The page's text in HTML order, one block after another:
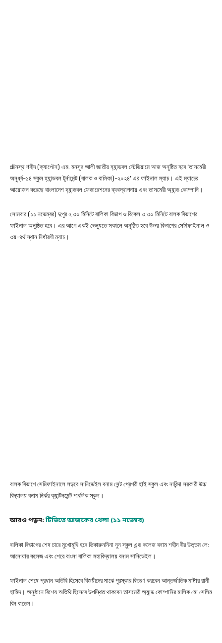
পল্টনস্থ শহীদ (ক্যাপ্টেন) এম. মনসুর আলী জাতীয় হ্যান্ডবল স্টেডিয়ামে আজ অনুষ্ঠিত হবে ‘তাসমেরী
অনুর্ধ্ব-১৪ স্কুল হ্যান্ডবল টুর্নামেন্ট (বালক ও বালিকা)-২০২৪’ এর ফাইনাল ম্যাচ। এই ম্যাচের
আয়োজন করেছে বাংলাদেশ হ্যান্ডবল ফেডারেশনের ব্যবস্থাপনায় এবং তাসমেরী অ্যান্ড কোম্পানি।
সোমবার (১১ নভেম্বর) দুপুর ২.৩০ মিনিটে বালিকা বিভাগ ও বিকেল ৩.৩০ মিনিটে বালক বিভাগের
ফাইনাল অনুষ্ঠিত হবে। এর আগে একই ভেন্যুতে সকালে অনুষ্ঠিত হবে উভয় বিভাগের সেমিফাইনাল ও
৩য়-৪র্থ স্থান নির্ধারণী ম্যাচ।
বালক বিভাগে সেমিফাইনালে লড়বে সানিডেইল বনাম সেন্ট গ্রেগরী হাই স্কুল এবং নারিন্দা সরকারী উচ্চ
বিদ্যালয় বনাম নির্ঝর ক্যান্টনমেন্ট পাবলিক স্কুল।
আরও পড়ুন: টিভিতে আজকের খেলা (১১ নভেম্বর)
বালিকা বিভাগের শেষ চারে মুখোমুখি হবে ভিকারুননিনা নুন স্কুল এন্ড কলেজ বনাম শহীদ বীর উত্তম লে:
আনোয়ার কলেজ এবং শেরে বাংলা বালিকা মহাবিদ্যালয় বনাম সানিডেইল।
ফাইনাল শেষে প্রধান অতিথি হিসেবে বিজয়ীদের মাঝে পুরস্কার বিতরণ করবেন আন্তর্জাতিক মাষ্টার রানী
হামিদ। অনুষ্ঠানে বিশেষ অতিথি হিসেবে উপস্থিত থাকবেন তাসমেরী অ্যান্ড কোম্পানির মালিক মো.সেলিম
বিন বাতেন।